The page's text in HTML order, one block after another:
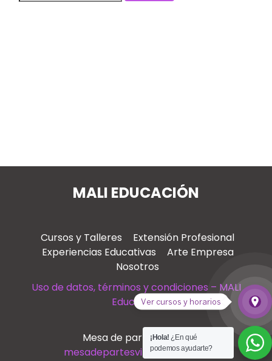
MALI EDUCACIÓN
Cursos y Talleres
Extensión Profesional
Experiencias Educativas
Arte Empresa
Nosotros
Uso de datos, términos y condiciones – MALI
Educación
Mesa de partes virtual
mesadepartesvirtual@mali.pe
¡Hola! ¿En qué
podemos ayudarte?
Ver
place
Ver cursos y horarios